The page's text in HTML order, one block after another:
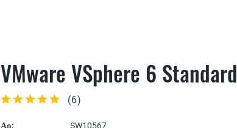
VMware VSphere 6 Standard
(6)
Αρ:
SW10567